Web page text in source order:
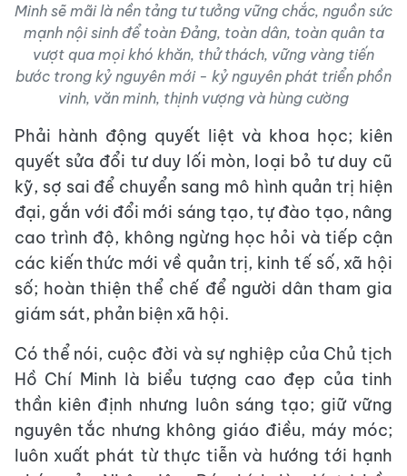
Minh sẽ mãi là nền tảng tư tưởng vững chắc, nguồn sức
mạnh nội sinh để toàn Đảng, toàn dân, toàn quân ta
vượt qua mọi khó khăn, thử thách, vững vàng tiến
bước trong kỷ nguyên mới - kỷ nguyên phát triển phồn
vinh, văn minh, thịnh vượng và hùng cường
Phải hành động quyết liệt và khoa học; kiên
quyết sửa đổi tư duy lối mòn, loại bỏ tư duy cũ
kỹ, sợ sai để chuyển sang mô hình quản trị hiện
đại, gắn với đổi mới sáng tạo, tự đào tạo, nâng
cao trình độ, không ngừng học hỏi và tiếp cận
các kiến thức mới về quản trị, kinh tế số, xã hội
số; hoàn thiện thể chế để người dân tham gia
giám sát, phản biện xã hội.
Có thể nói, cuộc đời và sự nghiệp của Chủ tịch
Hồ Chí Minh là biểu tượng cao đẹp của tinh
thần kiên định nhưng luôn sáng tạo; giữ vững
nguyên tắc nhưng không giáo điều, máy móc;
luôn xuất phát từ thực tiễn và hướng tới hạnh